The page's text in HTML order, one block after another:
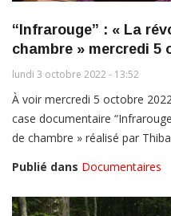
“Infrarouge” : « La
chambre » mercredi 5
lundi 3 octobre 2022 - 13:52
À voir mercredi 5 octobre
case documentaire
de chambre » réalisé par
Publié dans Documentaires